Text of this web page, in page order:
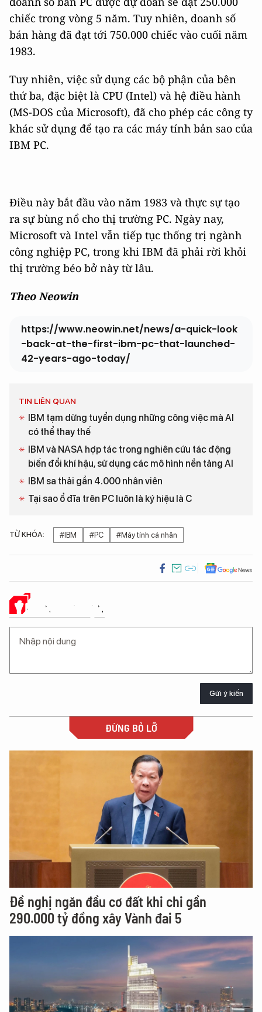
chiếc trong vòng 5 năm. Tuy nhiên, doanh số
bán hàng đã đạt tới 750.000 chiếc vào cuối năm
1983.
Tuy nhiên, việc sử dụng các bộ phận của bên
thứ ba, đặc biệt là CPU (Intel) và hệ điều hành
(MS-DOS của Microsoft), đã cho phép các công ty
khác sử dụng để tạo ra các máy tính bản sao của
IBM PC.
Điều này bắt đầu vào năm 1983 và thực sự tạo
ra sự bùng nổ cho thị trường PC. Ngày nay,
Microsoft và Intel vẫn tiếp tục thống trị ngành
công nghiệp PC, trong khi IBM đã phải rời khỏi
thị trường béo bở này từ lâu.
Theo Neowin
https://www.neowin.net/news/a-quick-look
-back-at-the-first-ibm-pc-that-launched-
42-years-ago-today/
TIN LIÊN QUAN
IBM tạm dừng tuyển dụng những công việc mà AI
có thể thay thế
IBM và NASA hợp tác trong nghiên cứu tác động
biến đổi khí hậu, sử dụng các mô hình nền tảng AI
IBM sa thải gần 4.000 nhân viên
Tại sao ổ đĩa trên PC luôn là ký hiệu là C
TỪ KHÓA: #IBM #PC #Máy tính cá nhân
Ý KIẾN CỦA BẠN
Gửi ý kiến
ĐỪNG BỎ LỠ
Đề nghị ngăn đầu cơ đất khi chi gần
290.000 tỷ đồng xây Vành đai 5